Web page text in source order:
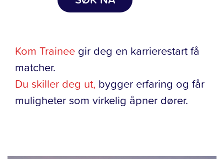
Kom Trainee gir deg en karrierestart få
matcher.
Du skiller deg ut, bygger erfaring og får
muligheter som virkelig åpner dører.